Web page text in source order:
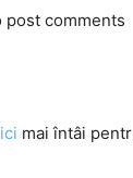
post comments
mai întâi